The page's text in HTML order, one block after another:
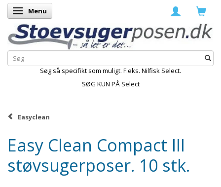
Skifte navigation
Menu
Søg så specifikt som muligt. F.eks. Nilfisk Select.
SØG KUN PÅ Select
Easyclean
Easy Clean Compact III
støvsugerposer. 10 stk.